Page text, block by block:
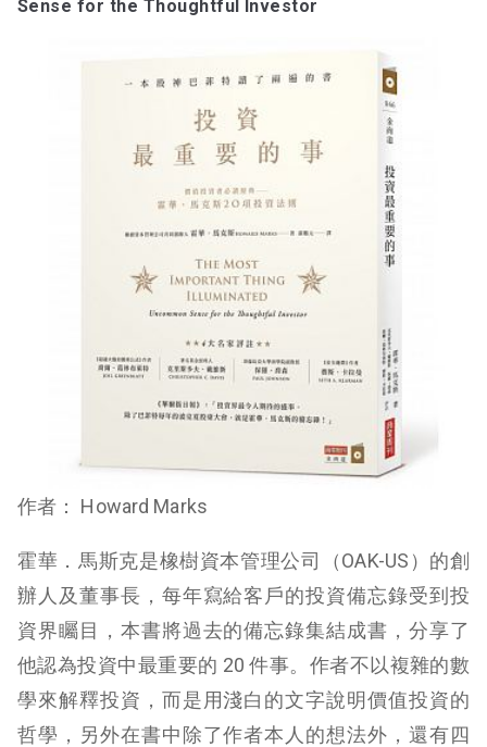
Sense for the Thoughtful Investor
作者： Howard Marks
霍華．馬斯克是橡樹資本管理公司（OAK-US）的創
辦人及董事長，每年寫給客戶的投資備忘錄受到投
資界矚目，本書將過去的備忘錄集結成書，分享了
他認為投資中最重要的 20 件事。作者不以複雜的數
學來解釋投資，而是用淺白的文字說明價值投資的
哲學，另外在書中除了作者本人的想法外，還有四